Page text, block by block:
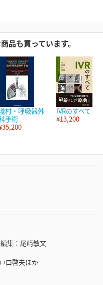
品も買っています。
村・呼吸器外
手術
IVRのすべて
¥13,200
集：尾﨑敏文
啓夫ほか